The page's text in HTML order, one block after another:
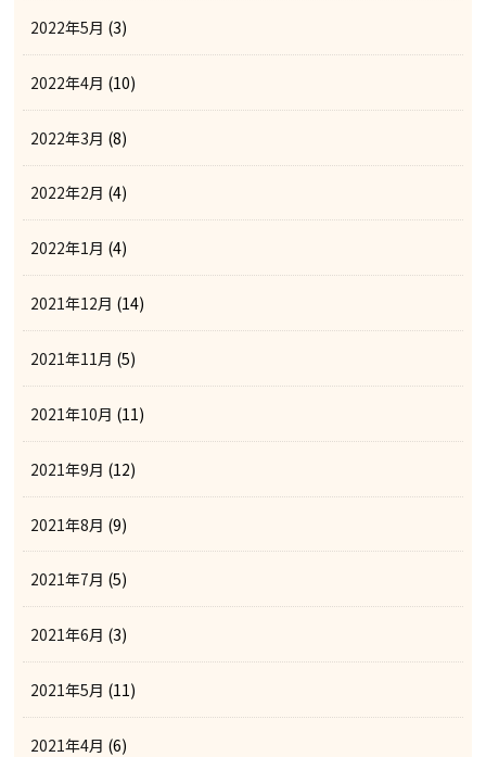
2022年5月 (3)
2022年4月 (10)
2022年3月 (8)
2022年2月 (4)
2022年1月 (4)
2021年12月 (14)
2021年11月 (5)
2021年10月 (11)
2021年9月 (12)
2021年8月 (9)
2021年7月 (5)
2021年6月 (3)
2021年5月 (11)
2021年4月 (6)